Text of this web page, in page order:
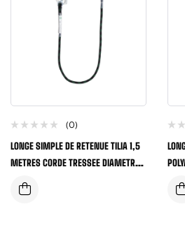
(0)
LONGE SIMPLE DE RETENUE TILIA 1,5
METRES CORDE TRESSEE DIAMETRE
11MM
+